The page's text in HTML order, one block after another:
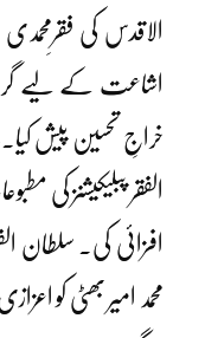
الاقدس کی فقرِمحمدی
اشاعت کے لیے
خراجِ تحسین پیش
الفقر پبلیکیشنز کی
افزائی کی۔ سلطان
محمد امیر بھٹی کو